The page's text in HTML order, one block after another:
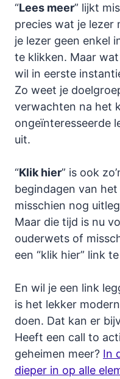
“Lees meer” lijkt
precies wat je lezer
je lezer geen enkel
te klikken. Maar
wil in eerste
Zo weet je
verwachten na het
ongeïnteresseerde
uit.
“Klik hier” is ook
begindagen van
misschien nog
Maar die tijd is nu
ouderwets of
een “klik hier” link
En wil je een link
is het lekker
doen. Dat kan er
Heeft een call to
geheimen meer? In
dieper in op alle